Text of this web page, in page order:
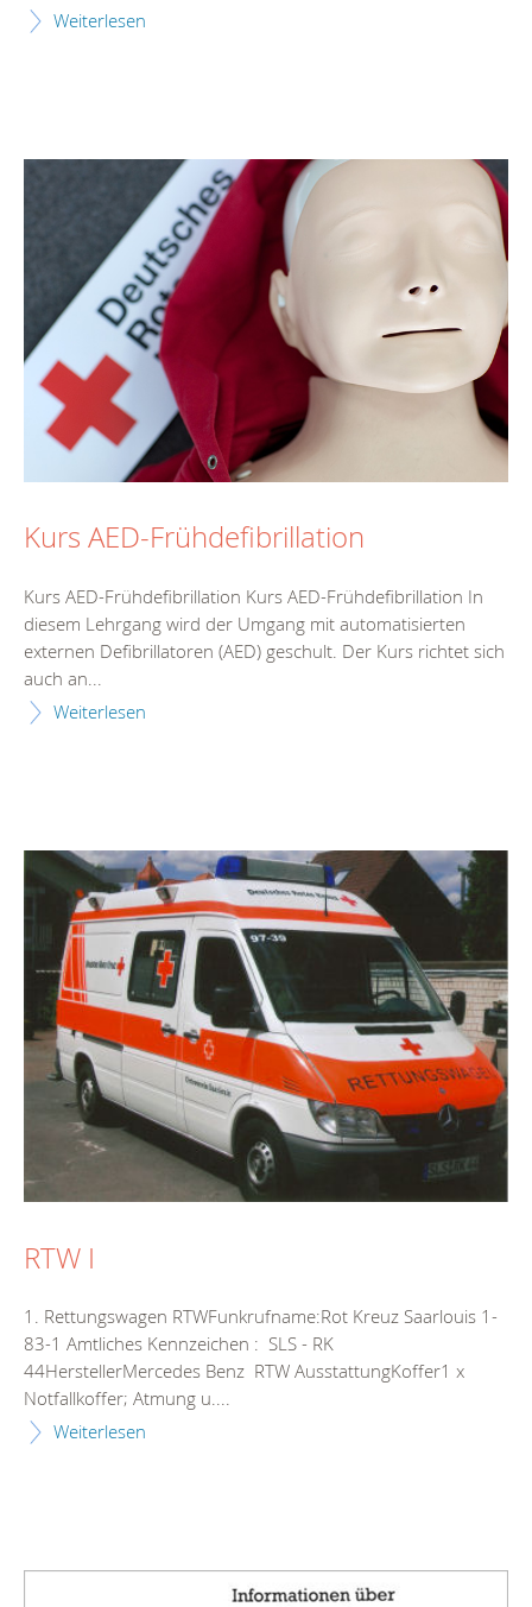
Weiterlesen
Kurs AED-Frühdefibrillation
Kurs AED-Frühdefibrillation Kurs AED-Frühdefibrillation In
diesem Lehrgang wird der Umgang mit automatisierten
externen Defibrillatoren (AED) geschult. Der Kurs richtet sich
auch an...
Weiterlesen
RTW I
1. Rettungswagen RTWFunkrufname:Rot Kreuz Saarlouis 1-
83-1 Amtliches Kennzeichen : SLS - RK
44HerstellerMercedes Benz RTW AusstattungKoffer1 x
Notfallkoffer; Atmung u....
Weiterlesen